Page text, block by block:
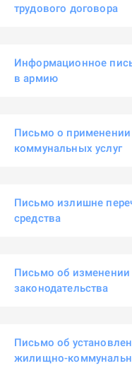
трудового договора
Информационное
в армию
Письмо о применении
коммунальных услуг
Письмо излишне
средства
Письмо об
законодательства
Письмо об
жилищно-